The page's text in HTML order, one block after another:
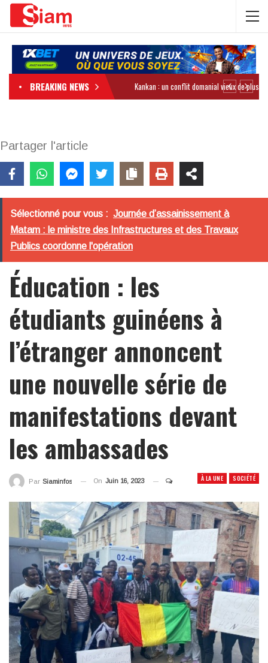
BREAKING NEWS
Partager l'article
Sélectionné pour vous : Journée d’assainissement à
Matam : le ministre des Infrastructures et des Travaux
Publics coordonne l'opération
Éducation : les
étudiants guinéens à
l’étranger annoncent
une nouvelle série de
manifestations devant
les ambassades
À LA UNE SOCIÉTÉ
Par Siaminfos On Juin 16, 2023